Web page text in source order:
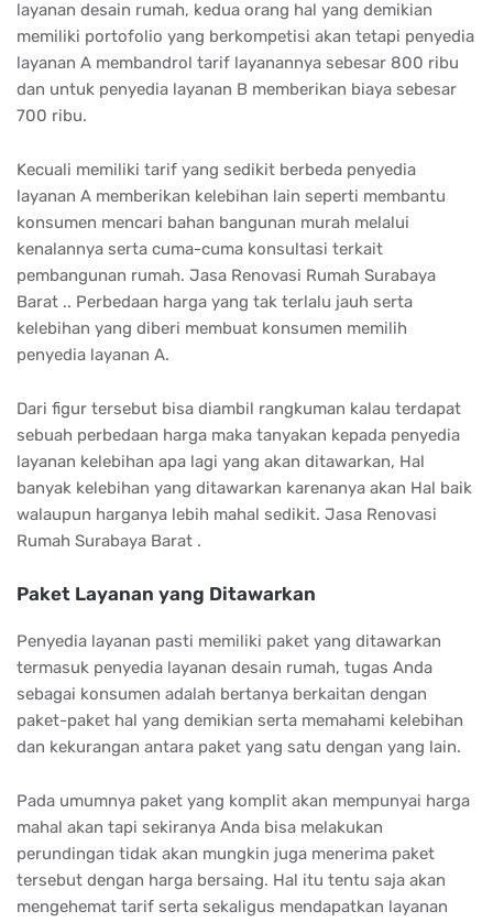
layanan desain rumah, kedua orang hal yang demikian
memiliki portofolio yang berkompetisi akan tetapi penyedia
layanan A membandrol tarif layanannya sebesar 800 ribu
dan untuk penyedia layanan B memberikan biaya sebesar
700 ribu.
Kecuali memiliki tarif yang sedikit berbeda penyedia
layanan A memberikan kelebihan lain seperti membantu
konsumen mencari bahan bangunan murah melalui
kenalannya serta cuma-cuma konsultasi terkait
pembangunan rumah. Jasa Renovasi Rumah Surabaya
Barat .. Perbedaan harga yang tak terlalu jauh serta
kelebihan yang diberi membuat konsumen memilih
penyedia layanan A.
Dari figur tersebut bisa diambil rangkuman kalau terdapat
sebuah perbedaan harga maka tanyakan kepada penyedia
layanan kelebihan apa lagi yang akan ditawarkan, Hal
banyak kelebihan yang ditawarkan karenanya akan Hal baik
walaupun harganya lebih mahal sedikit. Jasa Renovasi
Rumah Surabaya Barat .
Paket Layanan yang Ditawarkan
Penyedia layanan pasti memiliki paket yang ditawarkan
termasuk penyedia layanan desain rumah, tugas Anda
sebagai konsumen adalah bertanya berkaitan dengan
paket-paket hal yang demikian serta memahami kelebihan
dan kekurangan antara paket yang satu dengan yang lain.
Pada umumnya paket yang komplit akan mempunyai harga
mahal akan tapi sekiranya Anda bisa melakukan
perundingan tidak akan mungkin juga menerima paket
tersebut dengan harga bersaing. Hal itu tentu saja akan
mengehemat tarif serta sekaligus mendapatkan layanan